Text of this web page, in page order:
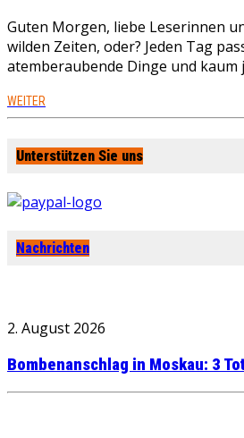
Guten Morgen, liebe Leserinnen
wilden Zeiten, oder? Jeden Tag
atemberaubende Dinge und kaum
WEITER
Unterstützen Sie uns
Nachrichten
2. August 2026
Bombenanschlag in Moskau: 3